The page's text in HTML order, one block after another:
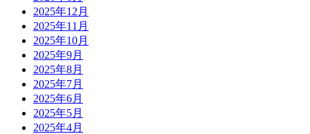
2025年12月
2025年11月
2025年10月
2025年9月
2025年8月
2025年7月
2025年6月
2025年5月
2025年4月